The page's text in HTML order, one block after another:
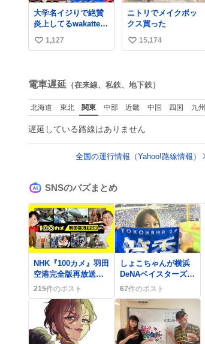
るためジム通いを開
始。筋肉増量のため
おにぎり10個、ゼリ
ー飲料3～4本、パス
タと毎日4千kcalオー
う。
かもしれない」で締
める北山くん、きっ
といろいろ考えて言
葉を選んで、まるく
収めてくれたんだな
大学名イジりで絶賛
炎上してるwakatte
TV，さらに深刻な問
題はこっちでは？ ・
し，それ以外の地域
で堅実に生きるのを
周縁化する ・恋愛に
かまけ，「陽キャ
のを極端に中心化す
る ・院生が研究環境
を求め他大学に移る
い
数
1,127
ニトリでメイクボッ
クス買った
い
数
15,174
電車遅延 （在来線、私鉄、地下鉄）
北海道 東北 関東 中部 近畿 中国 四国 九州
遅延している路線はありません
全国の運行情報（Yahoo!路線情報）
SNSのバズまとめ
NHK『100カメ』羽田
空港完全版再放送、
視聴者は「凄い」
「感謝」感動
215件のポスト
しょこちゃんが横浜
DeNAベイスターズ観
戦で『勝利の女神』
と称賛、一部ファン
の間で話題に
67件のポスト